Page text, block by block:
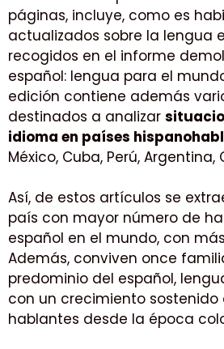
páginas, incluye, como es
actualizados sobre la lengua
recogidos en el informe
español: lengua para el
edición contiene además
destinados a analizar
idioma en países
México, Cuba, Perú,
Así, de estos artículos se
país con mayor número de
español en el mundo, con
Además, conviven once
predominio del español,
con un crecimiento sostenido
hablantes desde la época